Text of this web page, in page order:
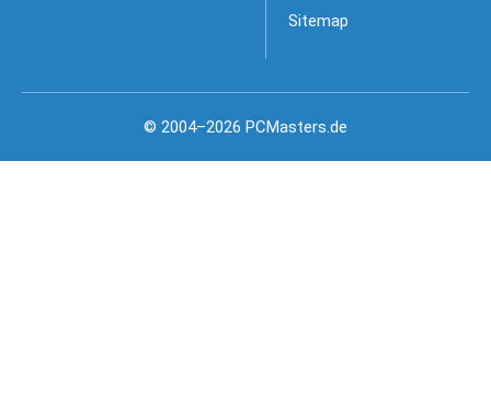
Sitemap
© 2004–2026 PCMasters.de